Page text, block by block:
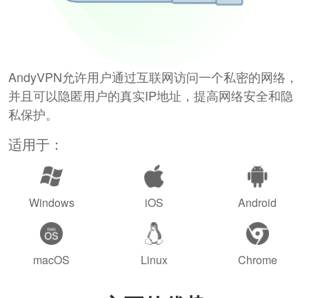
AndyVPN允许用户通过互联网访问一个私密的网络，
并且可以隐匿用户的真实IP地址，提高网络安全和隐
私保护。
适用于：
Windows iOS Android
macOS Linux Chrome